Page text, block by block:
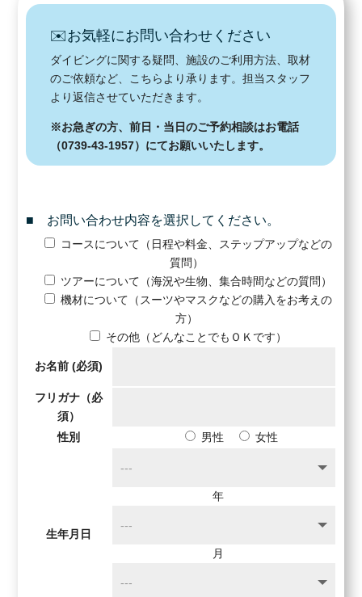
✉️お気軽にお問い合わせください
ダイビングに関する疑問、施設のご利用方法、取材
のご依頼など、こちらより承ります。担当スタッフ
より返信させていただきます。
※お急ぎの方、前日・当日のご予約相談はお電話
（0739-43-1957）にてお願いいたします。
■ お問い合わせ内容を選択してください。
コースについて（日程や料金、ステップアップなどの
質問）
ツアーについて（海況や生物、集合時間などの質問）
機材について（スーツやマスクなどの購入をお考えの
方）
その他（どんなことでもＯＫです）
お名前(必須)
フリガナ（必
須）
性別
男性 女性
生年月日
年
月